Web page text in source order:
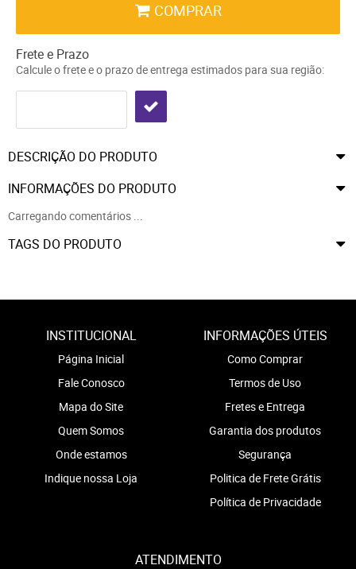
COMPRAR
Frete e Prazo
Calcule o frete e o prazo de entrega estimados para sua região:
DESCRIÇÃO DO PRODUTO
INFORMAÇÕES DO PRODUTO
Carregando comentários ...
TAGS DO PRODUTO
INSTITUCIONAL
Página Inicial
Fale Conosco
Mapa do Site
Quem Somos
Onde estamos
Indique nossa Loja
INFORMAÇÕES ÚTEIS
Como Comprar
Termos de Uso
Fretes e Entrega
Garantia dos produtos
Segurança
Politica de Frete Grátis
Política de Privacidade
ATENDIMENTO